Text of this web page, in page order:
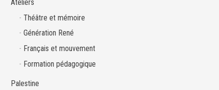
Ateliers
Théâtre et mémoire
Génération René
Français et mouvement
Formation pédagogique
Palestine